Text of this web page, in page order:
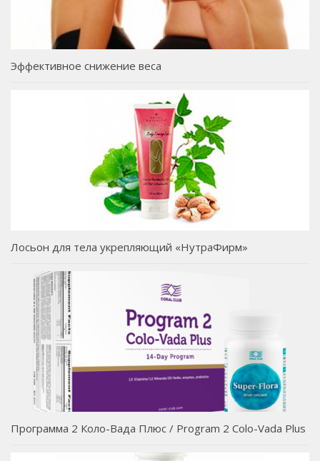
Эффективное снижение веса
Лосьон для тела укрепляющий «НутраФирм»
Программа 2 Коло-Вада Плюс / Program 2 Colo-Vada Plus